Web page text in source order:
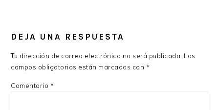
CON
LECTORES
DEJA UNA RESPUESTA
Tu dirección de correo electrónico no será publicada. Los
campos obligatorios están marcados con *
Comentario *